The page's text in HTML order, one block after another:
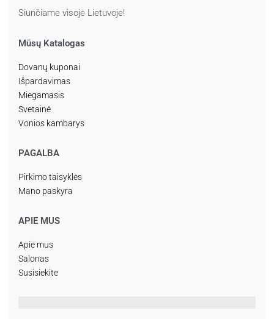
Siunčiame visoje Lietuvoje!
Mūsų Katalogas
Dovanų kuponai
Išpardavimas
Miegamasis
Svetainė
Vonios kambarys
PAGALBA
Pirkimo taisyklės
Mano paskyra
APIE MUS
Apie mus
Salonas
Susisiekite